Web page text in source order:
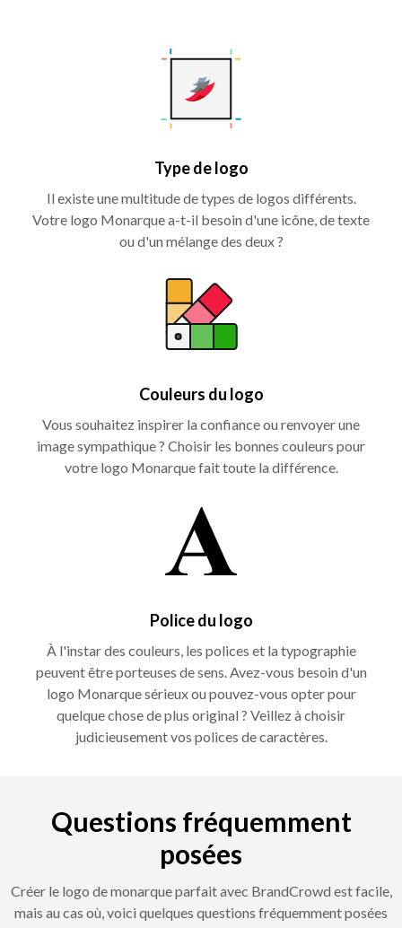
Type de logo
Il existe une multitude de types de logos différents.
Votre logo Monarque a-t-il besoin d'une icône, de texte
ou d'un mélange des deux ?
Couleurs du logo
Vous souhaitez inspirer la confiance ou renvoyer une
image sympathique ? Choisir les bonnes couleurs pour
votre logo Monarque fait toute la différence.
Police du logo
À l'instar des couleurs, les polices et la typographie
peuvent être porteuses de sens. Avez-vous besoin d'un
logo Monarque sérieux ou pouvez-vous opter pour
quelque chose de plus original ? Veillez à choisir
judicieusement vos polices de caractères.
Questions fréquemment
posées
Créer le logo de monarque parfait avec BrandCrowd est facile,
mais au cas où, voici quelques questions fréquemment posées